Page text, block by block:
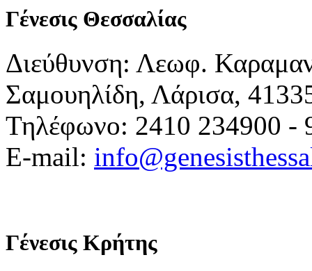
Γένεσις Θεσσαλίας
Διεύθυνση: Λεωφ.
Σαμουηλίδη, Λάρισα,
Τηλέφωνο: 2410 234900 -
E-mail:
Γένεσις Κρήτης